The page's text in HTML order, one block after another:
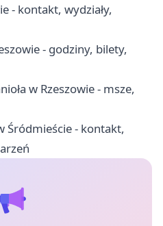
- kontakt, wydziały,
- godziny, bilety,
w Rzeszowie - msze,
Śródmieście - kontakt,